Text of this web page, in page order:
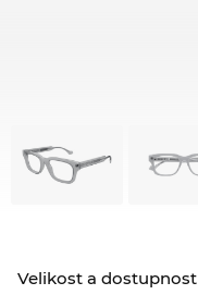
Velikost a dostupnost